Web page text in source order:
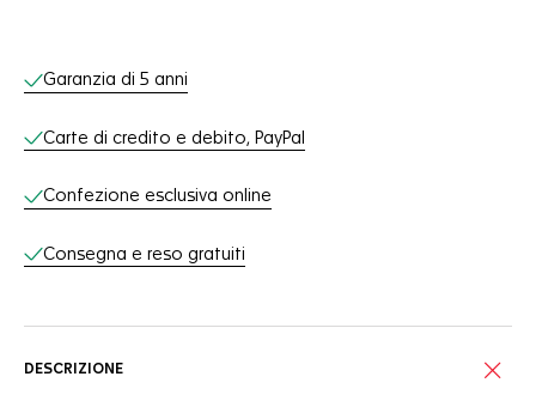
Servizi online
Garanzia di 5 anni
Carte di credito e debito, PayPal
Confezione esclusiva online
Consegna e reso gratuiti
DESCRIZIONE